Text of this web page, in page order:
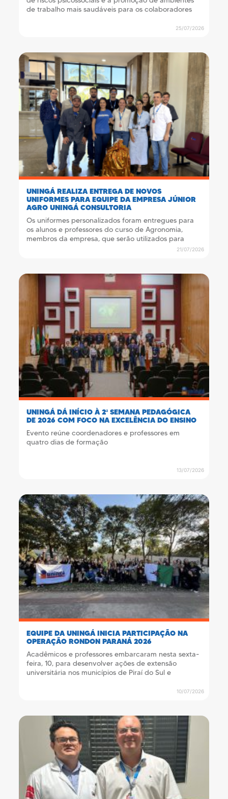
de trabalho mais saudáveis para os colaboradores
25/07/2026
UNINGÁ REALIZA ENTREGA DE NOVOS
UNIFORMES PARA EQUIPE DA EMPRESA JÚNIOR
AGRO UNINGÁ CONSULTORIA
Os uniformes personalizados foram entregues para
os alunos e professores do curso de Agronomia,
membros da empresa, que serão utilizados para
21/07/2026
UNINGÁ DÁ INÍCIO À 2ª SEMANA PEDAGÓGICA
DE 2026 COM FOCO NA EXCELÊNCIA DO ENSINO
Evento reúne coordenadores e professores em
quatro dias de formação
13/07/2026
EQUIPE DA UNINGÁ INICIA PARTICIPAÇÃO NA
OPERAÇÃO RONDON PARANÁ 2026
Acadêmicos e professores embarcaram nesta sexta-
feira, 10, para desenvolver ações de extensão
universitária nos municípios de Piraí do Sul e
10/07/2026